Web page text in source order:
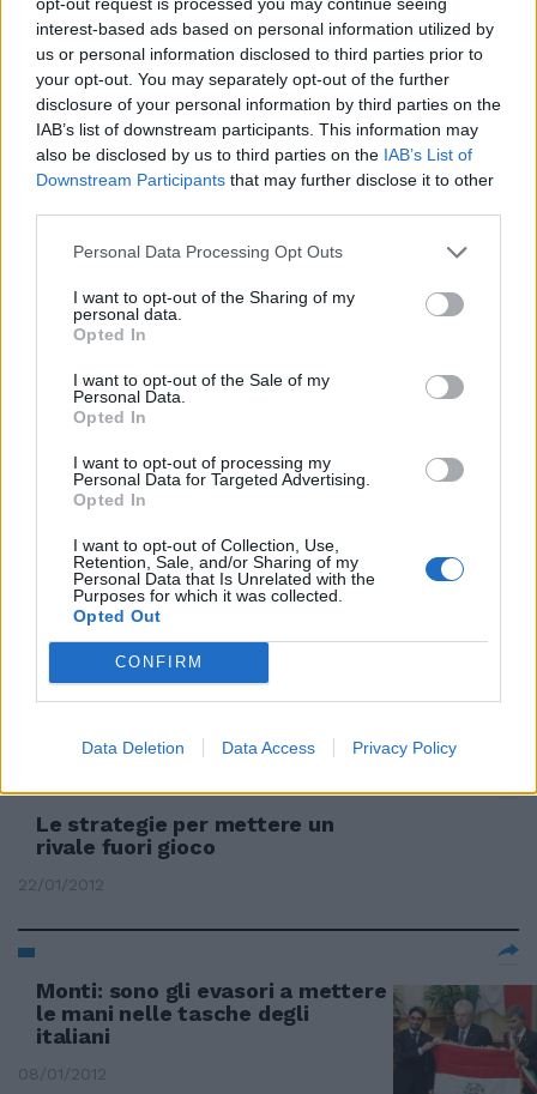
interest-based ads based on personal information utilized by
us or personal information disclosed to third parties prior to
your opt-out. You may separately opt-out of the further
disclosure of your personal information by third parties on the
IAB’s list of downstream participants. This information may
also be disclosed by us to third parties on the IAB’s List of
Downstream Participants that may further disclose it to other
Personal Data Processing Opt Outs
I want to opt-out of the Sharing of my
personal data.
Opted In
I want to opt-out of the Sale of my
Personal Data.
Opted In
I want to opt-out of processing my
Personal Data for Targeted Advertising.
Opted In
I want to opt-out of Collection, Use,
Retention, Sale, and/or Sharing of my
Personal Data that Is Unrelated with the
Purposes for which it was collected.
Opted Out
CONFIRM
Data Deletion Data Access Privacy Policy
«Fa bene il Governatore della
Banca d'Italia a mettere
l'accento sul rischio di
un'asfissia del credito.
Roma: "Ora vinciamo"
05/02/2012
31/01/2012
Sì, si può mettere in discussione
ben 124 punti in 72 partite di
campionato.
Le strategie per mettere un
rivale fuori gioco
22/01/2012
Monti: sono gli evasori a mettere
le mani nelle tasche degli
italiani
08/01/2012